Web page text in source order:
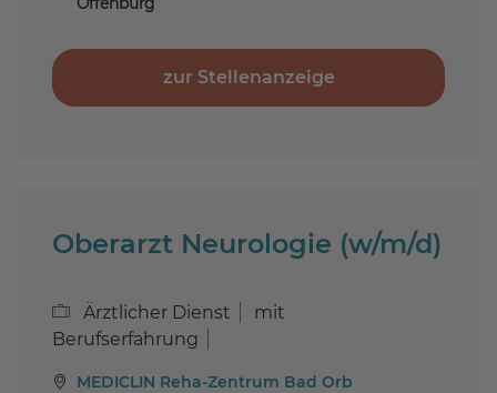
zur Stellenanzeige
Oberarzt Neurologie (w/m/d)
Ärztlicher Dienst
mit
Berufserfahrung
MEDICLIN Reha-Zentrum Bad Orb